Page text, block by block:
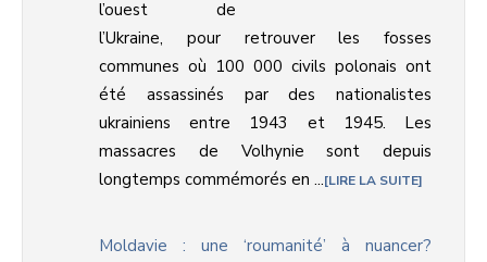
l’ouest de
l’Ukraine, pour retrouver les fosses
communes où 100 000 civils polonais ont
été assassinés par des nationalistes
ukrainiens entre 1943 et 1945. Les
massacres de Volhynie sont depuis
longtemps commémorés en ... LIRE LA SUITE
Moldavie : une ‘roumanité’ à nuancer?